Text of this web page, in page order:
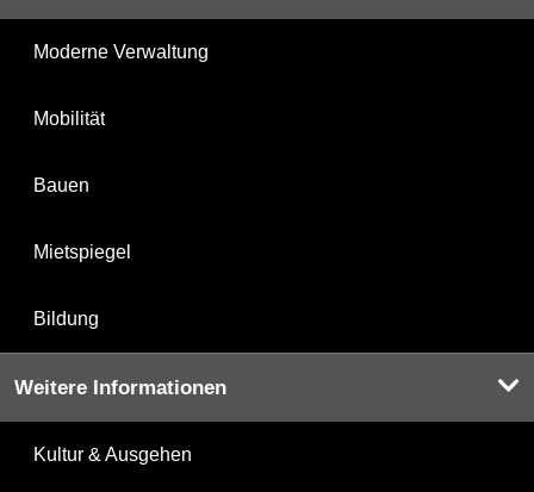
Moderne Verwaltung
Mobilität
Bauen
Mietspiegel
Bildung
Weitere Informationen
Kultur & Ausgehen